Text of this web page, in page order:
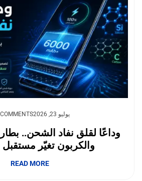
يوليو 23, 2026
وداعًا لقلق نفاد الشحن..
والكربون تغيّر مستقبل
READ MORE
إبداع فور يو